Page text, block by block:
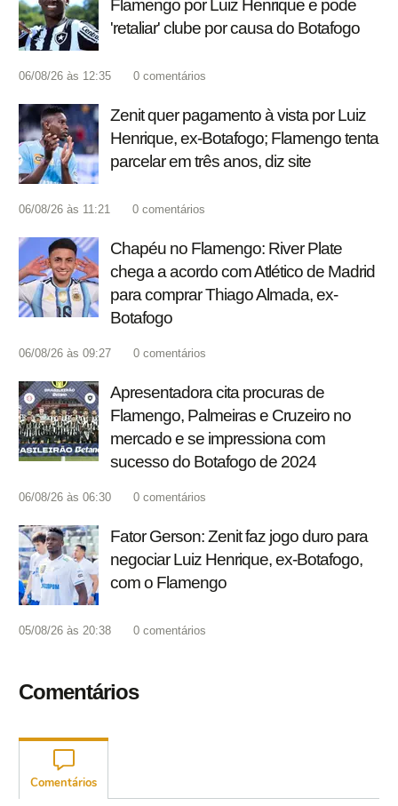
Flamengo por Luiz Henrique e pode
'retaliar' clube por causa do Botafogo
06/08/26 às 12:35 0 comentários
Zenit quer pagamento à vista por Luiz
Henrique, ex-Botafogo; Flamengo tenta
parcelar em três anos, diz site
06/08/26 às 11:21 0 comentários
Chapéu no Flamengo: River Plate
chega a acordo com Atlético de Madrid
para comprar Thiago Almada, ex-
Botafogo
06/08/26 às 09:27 0 comentários
Apresentadora cita procuras de
Flamengo, Palmeiras e Cruzeiro no
mercado e se impressiona com
sucesso do Botafogo de 2024
06/08/26 às 06:30 0 comentários
Fator Gerson: Zenit faz jogo duro para
negociar Luiz Henrique, ex-Botafogo,
com o Flamengo
05/08/26 às 20:38 0 comentários
Comentários